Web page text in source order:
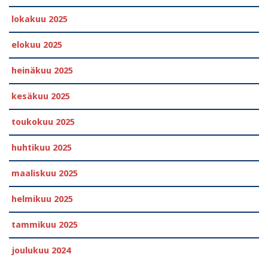
lokakuu 2025
elokuu 2025
heinäkuu 2025
kesäkuu 2025
toukokuu 2025
huhtikuu 2025
maaliskuu 2025
helmikuu 2025
tammikuu 2025
joulukuu 2024